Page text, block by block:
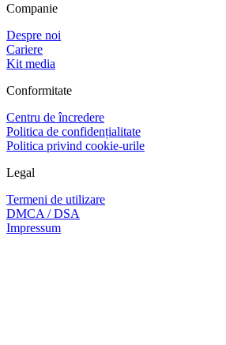
Companie
Despre noi
Cariere
Kit media
Conformitate
Centru de încredere
Politica de confidențialitate
Politica privind cookie-urile
Legal
Termeni de utilizare
DMCA / DSA
Impressum